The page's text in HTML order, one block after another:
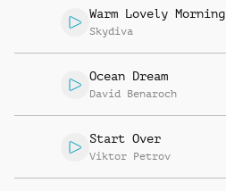
Warm Lovely Morning
Skydiva
Ocean Dream
David Benaroch
Start Over
Viktor Petrov